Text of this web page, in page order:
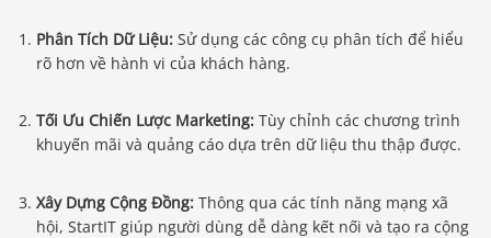
Phân Tích Dữ Liệu: Sử dụng các công cụ phân tích để hiểu
rõ hơn về hành vi của khách hàng.
Tối Ưu Chiến Lược Marketing: Tùy chỉnh các chương trình
khuyến mãi và quảng cáo dựa trên dữ liệu thu thập được.
Xây Dựng Cộng Đồng: Thông qua các tính năng mạng xã
hội, StartIT giúp người dùng dễ dàng kết nối và tạo ra cộng